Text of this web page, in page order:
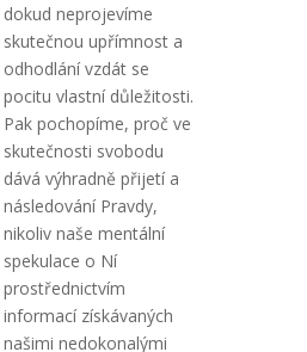
dokud neprojevíme
skutečnou upřímnost a
odhodlání vzdát se
pocitu vlastní důležitosti.
Pak pochopíme, proč ve
skutečnosti svobodu
dává výhradně přijetí a
následování Pravdy,
nikoliv naše mentální
spekulace o Ní
prostřednictvím
informací získávaných
našimi nedokonalými